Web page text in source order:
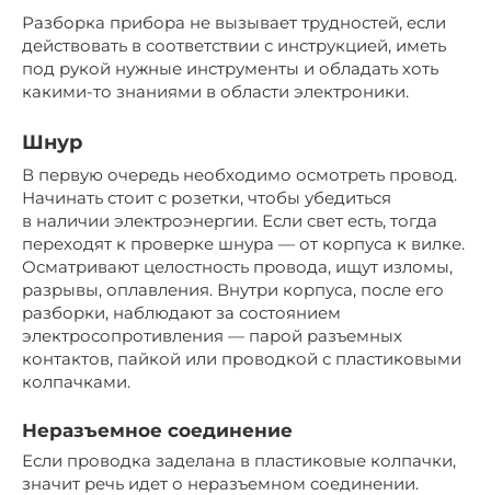
Разборка прибора не вызывает трудностей, если
действовать в соответствии с инструкцией, иметь
под рукой нужные инструменты и обладать хоть
какими-то знаниями в области электроники.
Шнур
В первую очередь необходимо осмотреть провод.
Начинать стоит с розетки, чтобы убедиться
в наличии электроэнергии. Если свет есть, тогда
переходят к проверке шнура — от корпуса к вилке.
Осматривают целостность провода, ищут изломы,
разрывы, оплавления. Внутри корпуса, после его
разборки, наблюдают за состоянием
электросопротивления — парой разъемных
контактов, пайкой или проводкой с пластиковыми
колпачками.
Неразъемное соединение
Если проводка заделана в пластиковые колпачки,
значит речь идет о неразъемном соединении.